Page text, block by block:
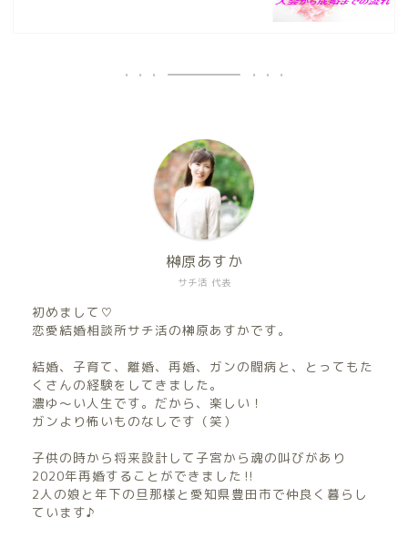
サチ活 代表
榊原あすか
初めまして♡
恋愛結婚相談所サチ活の榊原あすかです。
結婚、子育て、離婚、再婚、ガンの闘病と、とってもた
くさんの経験をしてきました。
濃ゆ〜い人生です。だから、楽しい！
ガンより怖いものなしです（笑）
子供の時から将来設計して子宮から魂の叫びがあり
2020年再婚することができました‼︎
2人の娘と年下の旦那様と愛知県豊田市で仲良く暮らし
ています♪